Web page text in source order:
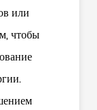
или
чтобы